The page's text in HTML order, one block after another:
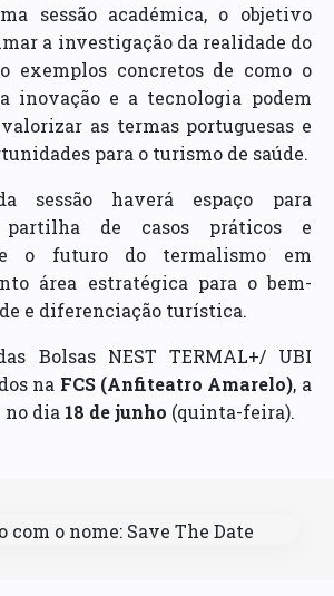
sessão académica, o objetivo
a investigação da realidade do
exemplos concretos de como o
inovação e a tecnologia podem
as termas portuguesas e
para o turismo de saúde.
sessão haverá espaço para
partilha de casos práticos e
o futuro do termalismo em
área estratégica para o bem-
e diferenciação turística.
Bolsas NEST TERMAL+/ UBI
na FCS (Anfiteatro Amarelo), a
no dia 18 de junho (quinta-feira).